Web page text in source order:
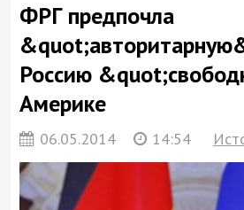
ФРГ предпочла
Россию
Америке
06.05.2014 14:54